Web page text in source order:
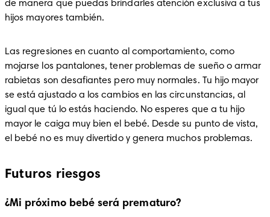
de manera que puedas brindarles atención exclusiva a tus
hijos mayores también.
Las regresiones en cuanto al comportamiento, como
mojarse los pantalones, tener problemas de sueño o armar
rabietas son desafiantes pero muy normales. Tu hijo mayor
se está ajustado a los cambios en las circunstancias, al
igual que tú lo estás haciendo. No esperes que a tu hijo
mayor le caiga muy bien el bebé. Desde su punto de vista,
el bebé no es muy divertido y genera muchos problemas.
Futuros riesgos
¿Mi próximo bebé será prematuro?